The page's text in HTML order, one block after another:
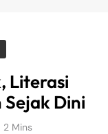
Literasi
Dini
2 Mins